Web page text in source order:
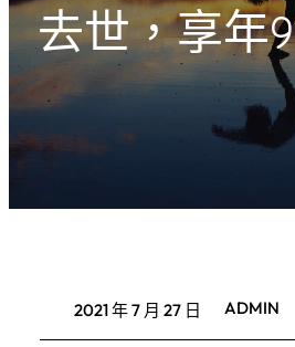
去世，享年
2021 年 7 月 27 日 ADMIN